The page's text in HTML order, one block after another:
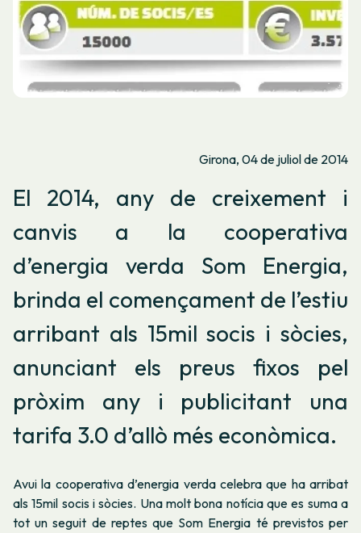
Girona, 04 de juliol de 2014
El 2014, any de creixement i
canvis a la cooperativa
d’energia verda Som Energia,
brinda el començament de l’estiu
arribant als 15mil socis i sòcies,
anunciant els preus fixos pel
pròxim any i publicitant una
tarifa 3.0 d’allò més econòmica.
Avui la cooperativa d’energia verda celebra que ha arribat
als 15mil socis i sòcies. Una molt bona notícia que es suma a
tot un seguit de reptes que Som Energia té previstos per